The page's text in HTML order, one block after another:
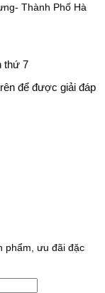
Thành Phố Hà
thứ 7
để được giải đáp
phẩm, ưu đãi đặc